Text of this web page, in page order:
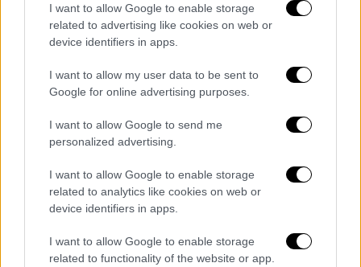
I want to allow Google to enable storage
related to advertising like cookies on web or
device identifiers in apps.
I want to allow my user data to be sent to
Google for online advertising purposes.
I want to allow Google to send me
personalized advertising.
I want to allow Google to enable storage
related to analytics like cookies on web or
device identifiers in apps.
I want to allow Google to enable storage
related to functionality of the website or app.
Το βίντεο - ντοκιμαντέρ που ακολουθεί από
τη Νέα Βύσσα, την Ορεστιάδα, το
Διδυμότειχο, τα Λάβαρα και το Σουφλί δεν
είναι μια τυπική καταγραφή μιας περιοδείας.
Είναι μια προσπάθεια να ακουστούν οι
φωνές των ανθρώπων του Έβρου και να
ανοίξει ξανά η συζήτηση για το πώς θέλουμε
χρόνια.
Μιλήσαμε με ανθρώπους που επιμένουν να
μένουν, να δημιουργούν και να κρατούν
ζωντανό τον τόπο τους, παρά τις δυσκολίες.